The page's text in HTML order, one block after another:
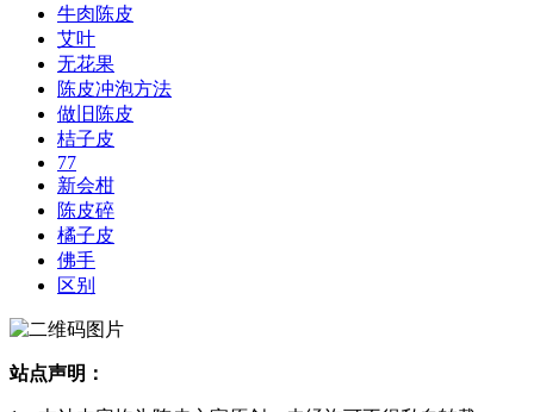
牛肉陈皮
艾叶
无花果
陈皮冲泡方法
做旧陈皮
桔子皮
77
新会柑
陈皮碎
橘子皮
佛手
区别
站点声明：